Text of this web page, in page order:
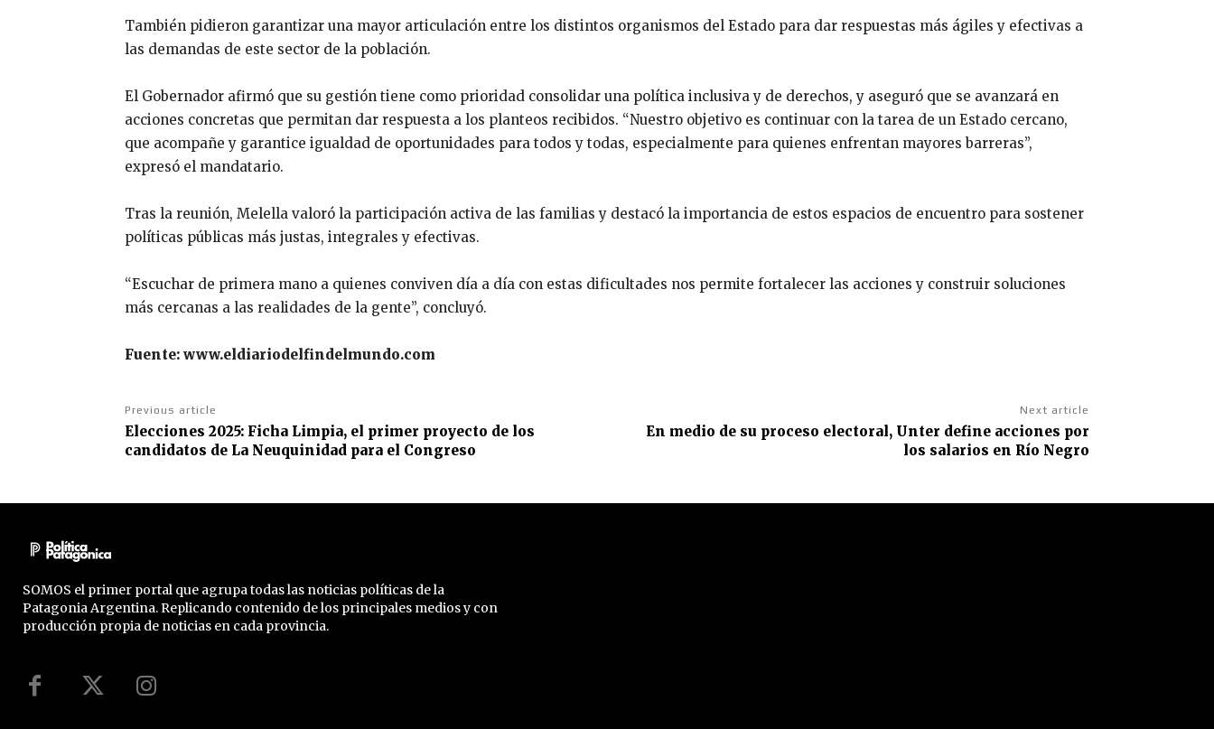
También pidieron garantizar una mayor articulación entre los distintos organismos del Estado para dar respuestas más ágiles y efectivas a
las demandas de este sector de la población.
El Gobernador afirmó que su gestión tiene como prioridad consolidar una política inclusiva y de derechos, y aseguró que se avanzará en
acciones concretas que permitan dar respuesta a los planteos recibidos. “Nuestro objetivo es continuar con la tarea de un Estado cercano,
que acompañe y garantice igualdad de oportunidades para todos y todas, especialmente para quienes enfrentan mayores barreras”,
expresó el mandatario.
Tras la reunión, Melella valoró la participación activa de las familias y destacó la importancia de estos espacios de encuentro para sostener
políticas públicas más justas, integrales y efectivas.
“Escuchar de primera mano a quienes conviven día a día con estas dificultades nos permite fortalecer las acciones y construir soluciones
más cercanas a las realidades de la gente”, concluyó.
Fuente: www.eldiariodelfindelmundo.com
Previous article
Elecciones 2025: Ficha Limpia, el primer proyecto de los
candidatos de La Neuquinidad para el Congreso
Next article
En medio de su proceso electoral, Unter define acciones por
los salarios en Río Negro
SOMOS el primer portal que agrupa todas las noticias políticas de la
Patagonia Argentina. Replicando contenido de los principales medios y con
producción propia de noticias en cada provincia.